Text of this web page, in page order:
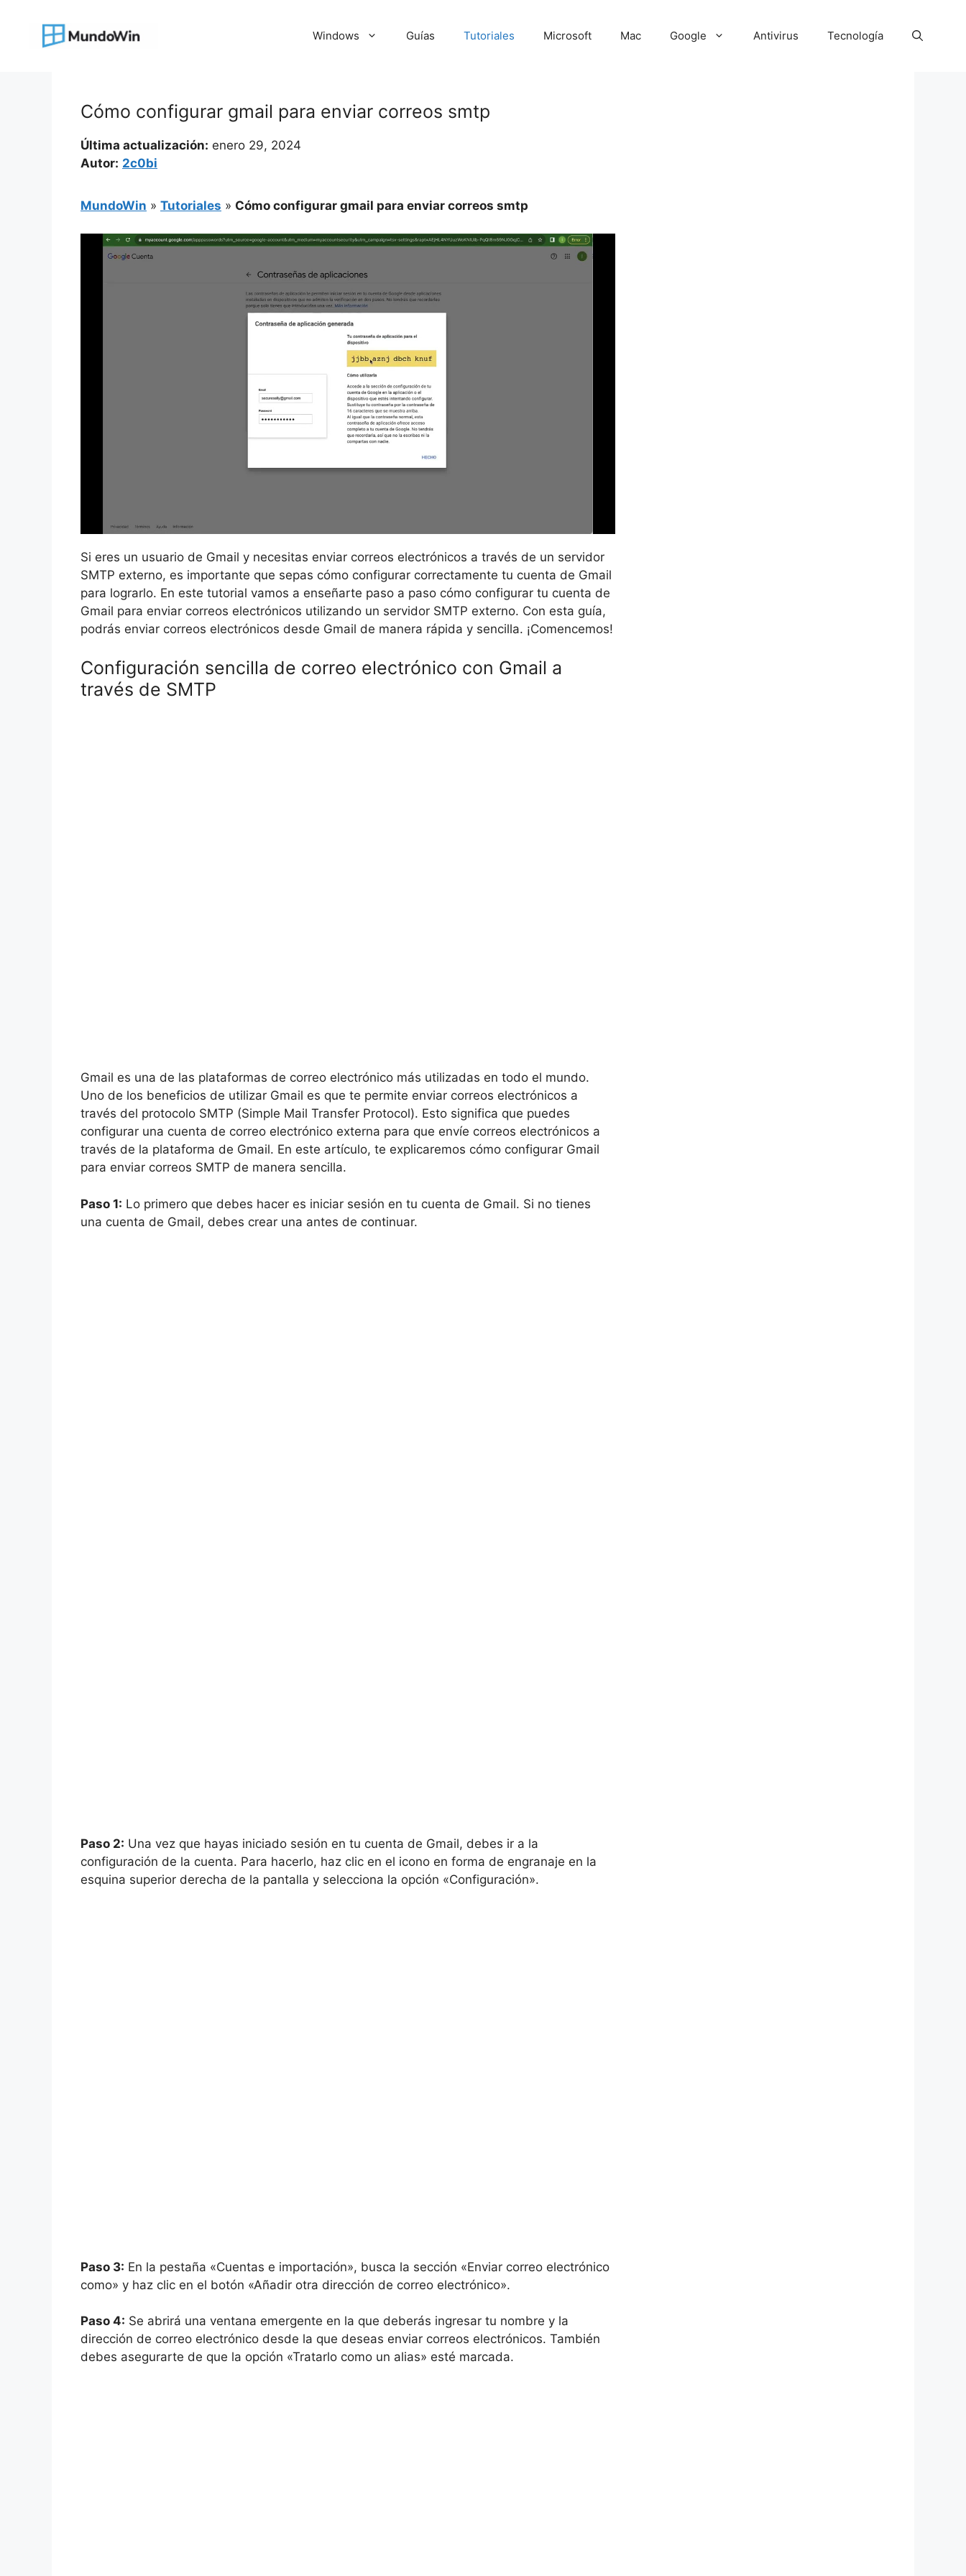
contenido
Windows Guías Tutoriales Microsoft Mac Google Antivirus Tecnología
Cómo configurar gmail para enviar correos smtp
Última actualización: enero 29, 2024
Autor: 2c0bi
MundoWin » Tutoriales » Cómo configurar gmail para enviar correos smtp
Si eres un usuario de Gmail y necesitas enviar correos electrónicos a través de un servidor
SMTP externo, es importante que sepas cómo configurar correctamente tu cuenta de Gmail
para lograrlo. En este tutorial vamos a enseñarte paso a paso cómo configurar tu cuenta de
Gmail para enviar correos electrónicos utilizando un servidor SMTP externo. Con esta guía,
podrás enviar correos electrónicos desde Gmail de manera rápida y sencilla. ¡Comencemos!
Configuración sencilla de correo electrónico con Gmail a
través de SMTP
Gmail es una de las plataformas de correo electrónico más utilizadas en todo el mundo.
Uno de los beneficios de utilizar Gmail es que te permite enviar correos electrónicos a
través del protocolo SMTP (Simple Mail Transfer Protocol). Esto significa que puedes
configurar una cuenta de correo electrónico externa para que envíe correos electrónicos a
través de la plataforma de Gmail. En este artículo, te explicaremos cómo configurar Gmail
para enviar correos SMTP de manera sencilla.
Paso 1: Lo primero que debes hacer es iniciar sesión en tu cuenta de Gmail. Si no tienes
una cuenta de Gmail, debes crear una antes de continuar.
Paso 2: Una vez que hayas iniciado sesión en tu cuenta de Gmail, debes ir a la
configuración de la cuenta. Para hacerlo, haz clic en el icono en forma de engranaje en la
esquina superior derecha de la pantalla y selecciona la opción «Configuración».
Paso 3: En la pestaña «Cuentas e importación», busca la sección «Enviar correo electrónico
como» y haz clic en el botón «Añadir otra dirección de correo electrónico».
Paso 4: Se abrirá una ventana emergente en la que deberás ingresar tu nombre y la
dirección de correo electrónico desde la que deseas enviar correos electrónicos. También
debes asegurarte de que la opción «Tratarlo como un alias» esté marcada.